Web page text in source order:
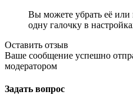
Вы можете убрать её или
одну галочку в
Оставить отзыв
Ваше сообщение успешно
модератором
Задать вопрос